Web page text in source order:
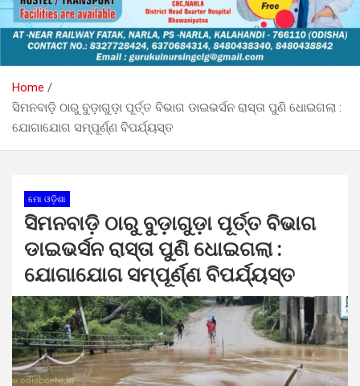
Home
ସିମନବାଡ଼ି ଠାରୁ ବୁଡ଼ାଗୁଡ଼ା ପୂର୍ତ୍ତ ବିଭାଗ ଡାଇଭର୍ସନ ରାସ୍ତା ପୁଣି ଧୋଇଗଲା :
ଯୋଗାଯୋଗ ସମ୍ପୂର୍ଣ୍ଣ ବିପର୍ଯ୍ୟସ୍ତ
ମୋ ଓଡ଼ିଶା
ସିମନବାଡ଼ି ଠାରୁ ବୁଡ଼ାଗୁଡ଼ା ପୂର୍ତ୍ତ ବିଭାଗ
ଡାଇଭର୍ସନ ରାସ୍ତା ପୁଣି ଧୋଇଗଲା :
ଯୋଗାଯୋଗ ସମ୍ପୂର୍ଣ୍ଣ ବିପର୍ଯ୍ୟସ୍ତ